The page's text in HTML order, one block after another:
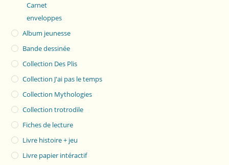
Carnet
enveloppes
Album jeunesse
Bande dessinée
Collection Des Plis
Collection J'ai pas le temps
Collection Mythologies
Collection trotrodile
Fiches de lecture
Livre histoire + jeu
Livre papier intéractif